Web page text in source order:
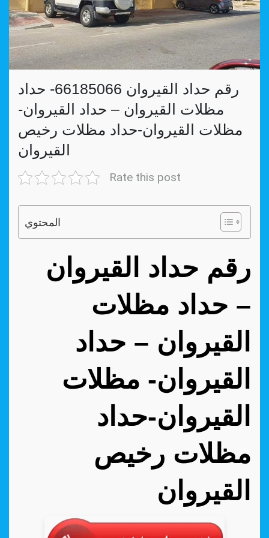
رقم حداد القيروان 66185066- حداد
مظلات القيروان – حداد القيروان-
مظلات القيروان-حداد مظلات رخيص
القيروان
Rate this post
المحتوي
– حداد مظلات
القيروان – حداد
القيروان- مظلات
القيروان-حداد
مظلات رخيص
القيروان